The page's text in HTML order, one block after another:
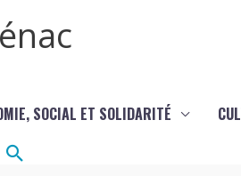
SOCIAL ET SOLIDARITÉ
Rechercher